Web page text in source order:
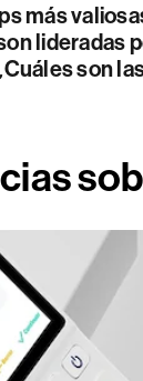
más
lideradas
son